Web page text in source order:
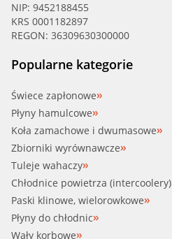
NIP: 9452188455
KRS 0001182897
REGON: 36309630300000
Popularne kategorie
Świece zapłonowe
Płyny hamulcowe
Koła zamachowe i dwumasowe
Zbiorniki wyrównawcze
Tuleje wahaczy
Chłodnice powietrza (intercoolery)
Paski klinowe, wielorowkowe
Płyny do chłodnic
Wały korbowe